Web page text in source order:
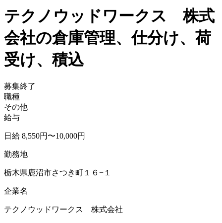
テクノウッドワークス 株式
会社の倉庫管理、仕分け、荷
受け、積込
募集終了
職種
その他
給与
日給 8,550円〜10,000円
勤務地
栃木県鹿沼市さつき町１６−１
企業名
テクノウッドワークス 株式会社